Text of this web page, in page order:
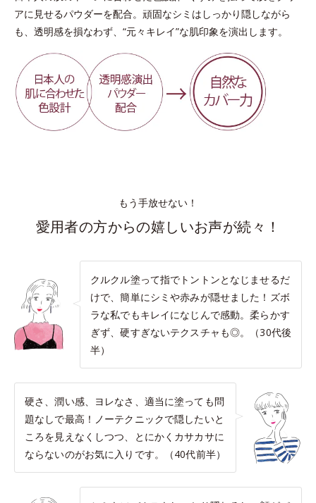
アに見せるパウダーを配合。頑固なシミはしっかり隠しながら
も、透明感を損なわず、“元々キレイ”な肌印象を演出します。
もう手放せない！
愛用者の方からの嬉しいお声が続々！
クルクル塗って指でトントンとなじませるだ
けで、簡単にシミや赤みが隠せました！ズボ
ラな私でもキレイになじんで感動。柔らかす
ぎず、硬すぎないテクスチャも◎。（30代後
半）
硬さ、潤い感、ヨレなさ、適当に塗っても問
題なしで最高！ノーテクニックで隠したいと
ころを見えなくしつつ、とにかくカサカサに
ならないのがお気に入りです。（40代前半）